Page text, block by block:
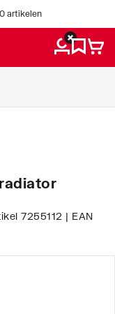
artikelen
7255112 | EAN